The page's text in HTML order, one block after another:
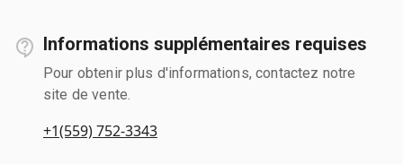
Informations supplémentaires requises
Pour obtenir plus d'informations, contactez notre
site de vente.
+1(559) 752-3343